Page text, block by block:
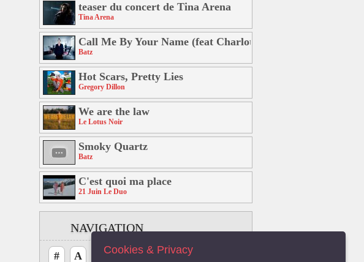
teaser du concert de Tina Arena
Tina Arena
Call Me By Your Name (feat Charlotte Savary)
Batz
Hot Scars, Pretty Lies
Gregory Dillon
We are the law
Le Lotus Noir
Smoky Quartz
Batz
C'est quoi ma place
21 Juin Le Duo
NAVIGATION
# A C D E F
Cookies & Privacy